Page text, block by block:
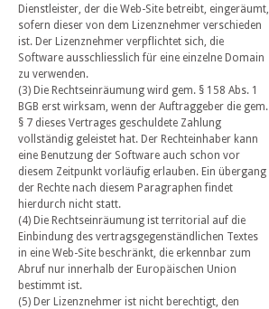
Dienstleister, der die Web-Site betreibt, eingeräumt,
sofern dieser von dem Lizenznehmer verschieden
ist. Der Lizenznehmer verpflichtet sich, die
Software ausschliesslich für eine einzelne Domain
zu verwenden.
(3) Die Rechtseinräumung wird gem. § 158 Abs. 1
BGB erst wirksam, wenn der Auftraggeber die gem.
§ 7 dieses Vertrages geschuldete Zahlung
vollständig geleistet hat. Der Rechteinhaber kann
eine Benutzung der Software auch schon vor
diesem Zeitpunkt vorläufig erlauben. Ein übergang
der Rechte nach diesem Paragraphen findet
hierdurch nicht statt.
(4) Die Rechtseinräumung ist territorial auf die
Einbindung des vertragsgegenständlichen Textes
in eine Web-Site beschränkt, die erkennbar zum
Abruf nur innerhalb der Europäischen Union
bestimmt ist.
(5) Der Lizenznehmer ist nicht berechtigt, den